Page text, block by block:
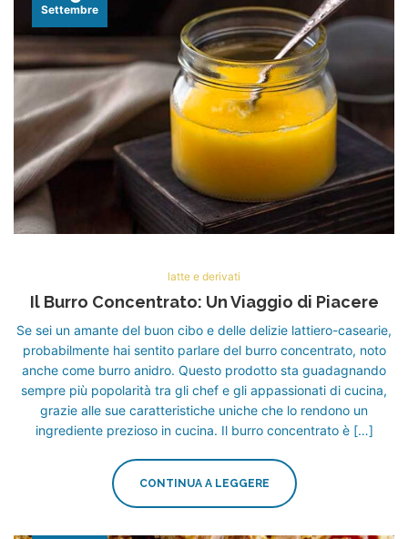
latte e derivati
Il Burro Concentrato: Un Viaggio di Piacere
Se sei un amante del buon cibo e delle delizie lattiero-casearie,
probabilmente hai sentito parlare del burro concentrato, noto
anche come burro anidro. Questo prodotto sta guadagnando
sempre più popolarità tra gli chef e gli appassionati di cucina,
grazie alle sue caratteristiche uniche che lo rendono un
ingrediente prezioso in cucina. Il burro concentrato è […]
CONTINUA A LEGGERE
Settembre